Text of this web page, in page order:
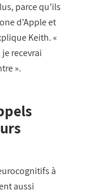
parce qu’ils
d’Apple et
Keith. «
recevrai
».
à
aussi